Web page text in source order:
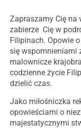
Zapraszamy Cię na
zabierze Cię w
Filipinach. Opowie
się wspomnieniami
malownicze
codzienne życie
dzielić czas.
Jako miłośniczka
opowieściami o
majestatycznymi